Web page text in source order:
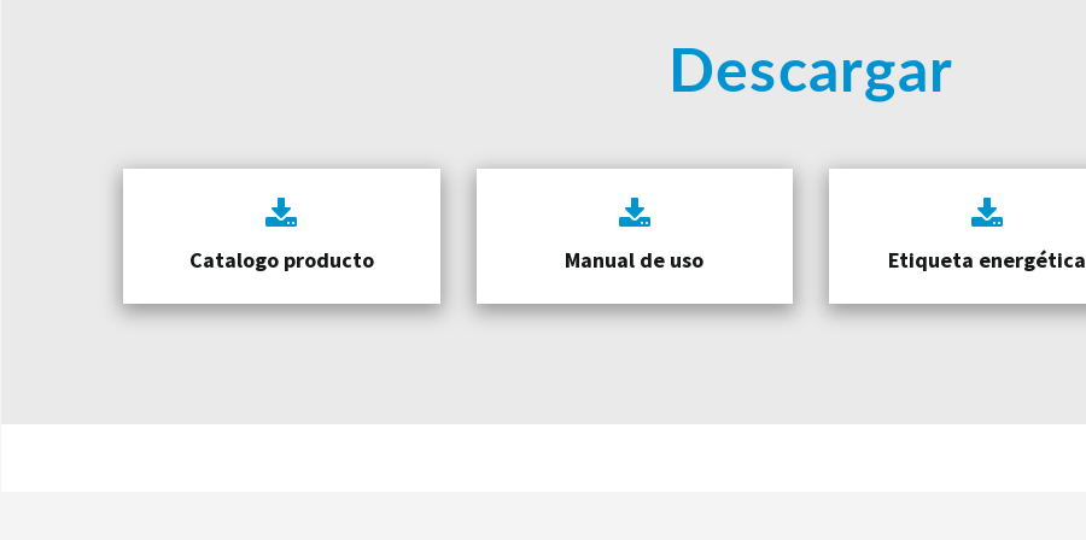
Descargar
Catalogo producto Manual de uso Etiqueta energética